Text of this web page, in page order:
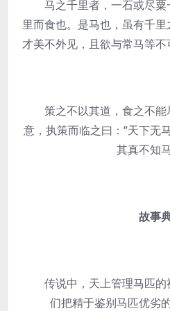
马之千里者，一石或尽粟
里而食也。是马也，虽有千里
才美不外见，且欲与常马等
策之不以其道，食之不能
意，执策而临之曰：“天下无
其真不知马
故事
传说中，天上管理马匹的
们把精于鉴别马匹优劣